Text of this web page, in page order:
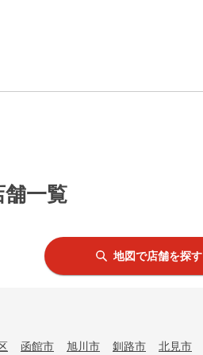
一覧
地図で店舗を探す
函館市 旭川市 釧路市
北見市